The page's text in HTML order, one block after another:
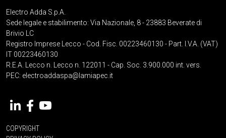
Electro Adda S.p.A.
Sede legale e stabilimento: Via Nazionale, 8 - 23883 Beverate di
Brivio LC
Registro Imprese Lecco - Cod. Fisc. 00223460130 - Part. I.V.A. (VAT)
IT 00223460130
R.E.A. Lecco n. Lecco n. 122011 - Cap. Soc. 3.900.000 int. vers.
PEC: electroaddaspa@lamiapec.it
COPYRIGHT